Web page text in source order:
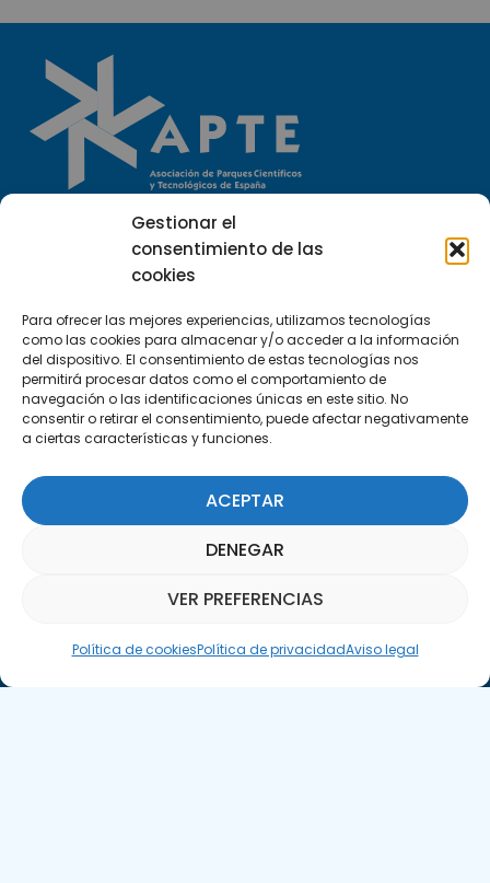
Gestionar el
consentimiento de las
cookies
Para ofrecer las mejores experiencias, utilizamos tecnologías
como las cookies para almacenar y/o acceder a la información
del dispositivo. El consentimiento de estas tecnologías nos
permitirá procesar datos como el comportamiento de
navegación o las identificaciones únicas en este sitio. No
consentir o retirar el consentimiento, puede afectar negativamente
a ciertas características y funciones.
ACEPTAR
DENEGAR
VER PREFERENCIAS
Política de cookiesPolítica de privacidadAviso legal
Llámanos
(+34) 951 23 13 06
Escríbenos
info@apte.org
Encuéntranos
C/Marie Curie, 35
Suscríbete a nuestra Newsletter